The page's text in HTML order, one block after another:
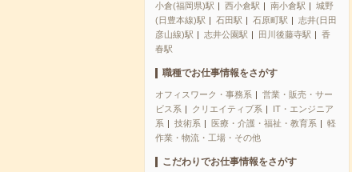
小倉(福岡県)駅 西小倉駅 南小倉駅
城野
(日豊本線)駅
石田駅 石原町駅
志井(日田
彦山線)駅
志井公園駅 田川後藤寺駅
香
春駅
職種でお仕事情報をさがす
オフィスワーク・事務系
営業・販売・サー
ビス系
クリエイティブ系
IT・エンジニア
系
技術系 医療・介護・福祉・教育系
軽
作業・物流・工場・その他
こだわりでお仕事情報をさがす